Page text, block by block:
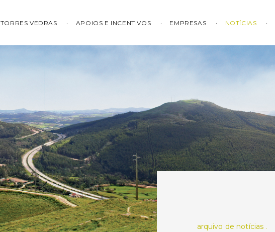
TORRES VEDRAS APOIOS E INCENTIVOS EMPRESAS NOTÍCIAS
arquivo de notícias .